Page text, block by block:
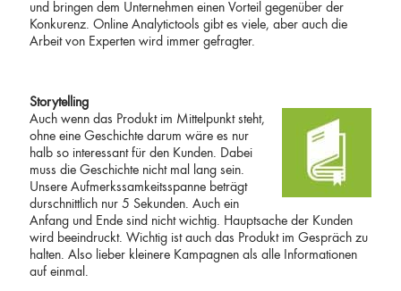
und bringen dem Unternehmen einen Vorteil gegenüber der
Konkurenz. Online Analytictools gibt es viele, aber auch die
Arbeit von Experten wird immer gefragter.
Storytelling
Auch wenn das Produkt im Mittelpunkt steht,
ohne eine Geschichte darum wäre es nur
halb so interessant für den Kunden. Dabei
muss die Geschichte nicht mal lang sein.
Unsere Aufmerkssamkeitsspanne beträgt
durschnittlich nur 5 Sekunden. Auch ein
Anfang und Ende sind nicht wichtig. Hauptsache der Kunden
wird beeindruckt. Wichtig ist auch das Produkt im Gespräch zu
halten. Also lieber kleinere Kampagnen als alle Informationen
auf einmal.